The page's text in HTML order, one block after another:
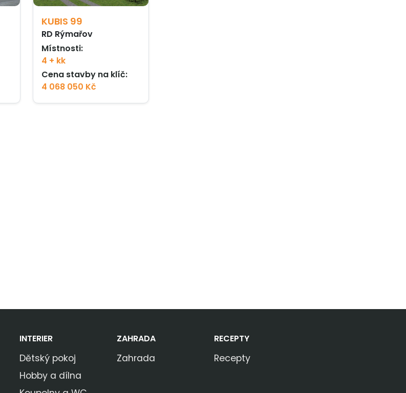
KUBIS 99
RD Rýmařov
Místnosti:
4 + kk
Cena stavby na klíč:
4 068 050 Kč
INTERIER
Dětský pokoj
Hobby a dílna
ZAHRADA
Zahrada
RECEPTY
Recepty